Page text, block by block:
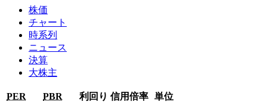
株価
チャート
時系列
ニュース
決算
大株主
PER PBR 利回り 信用倍率 単位